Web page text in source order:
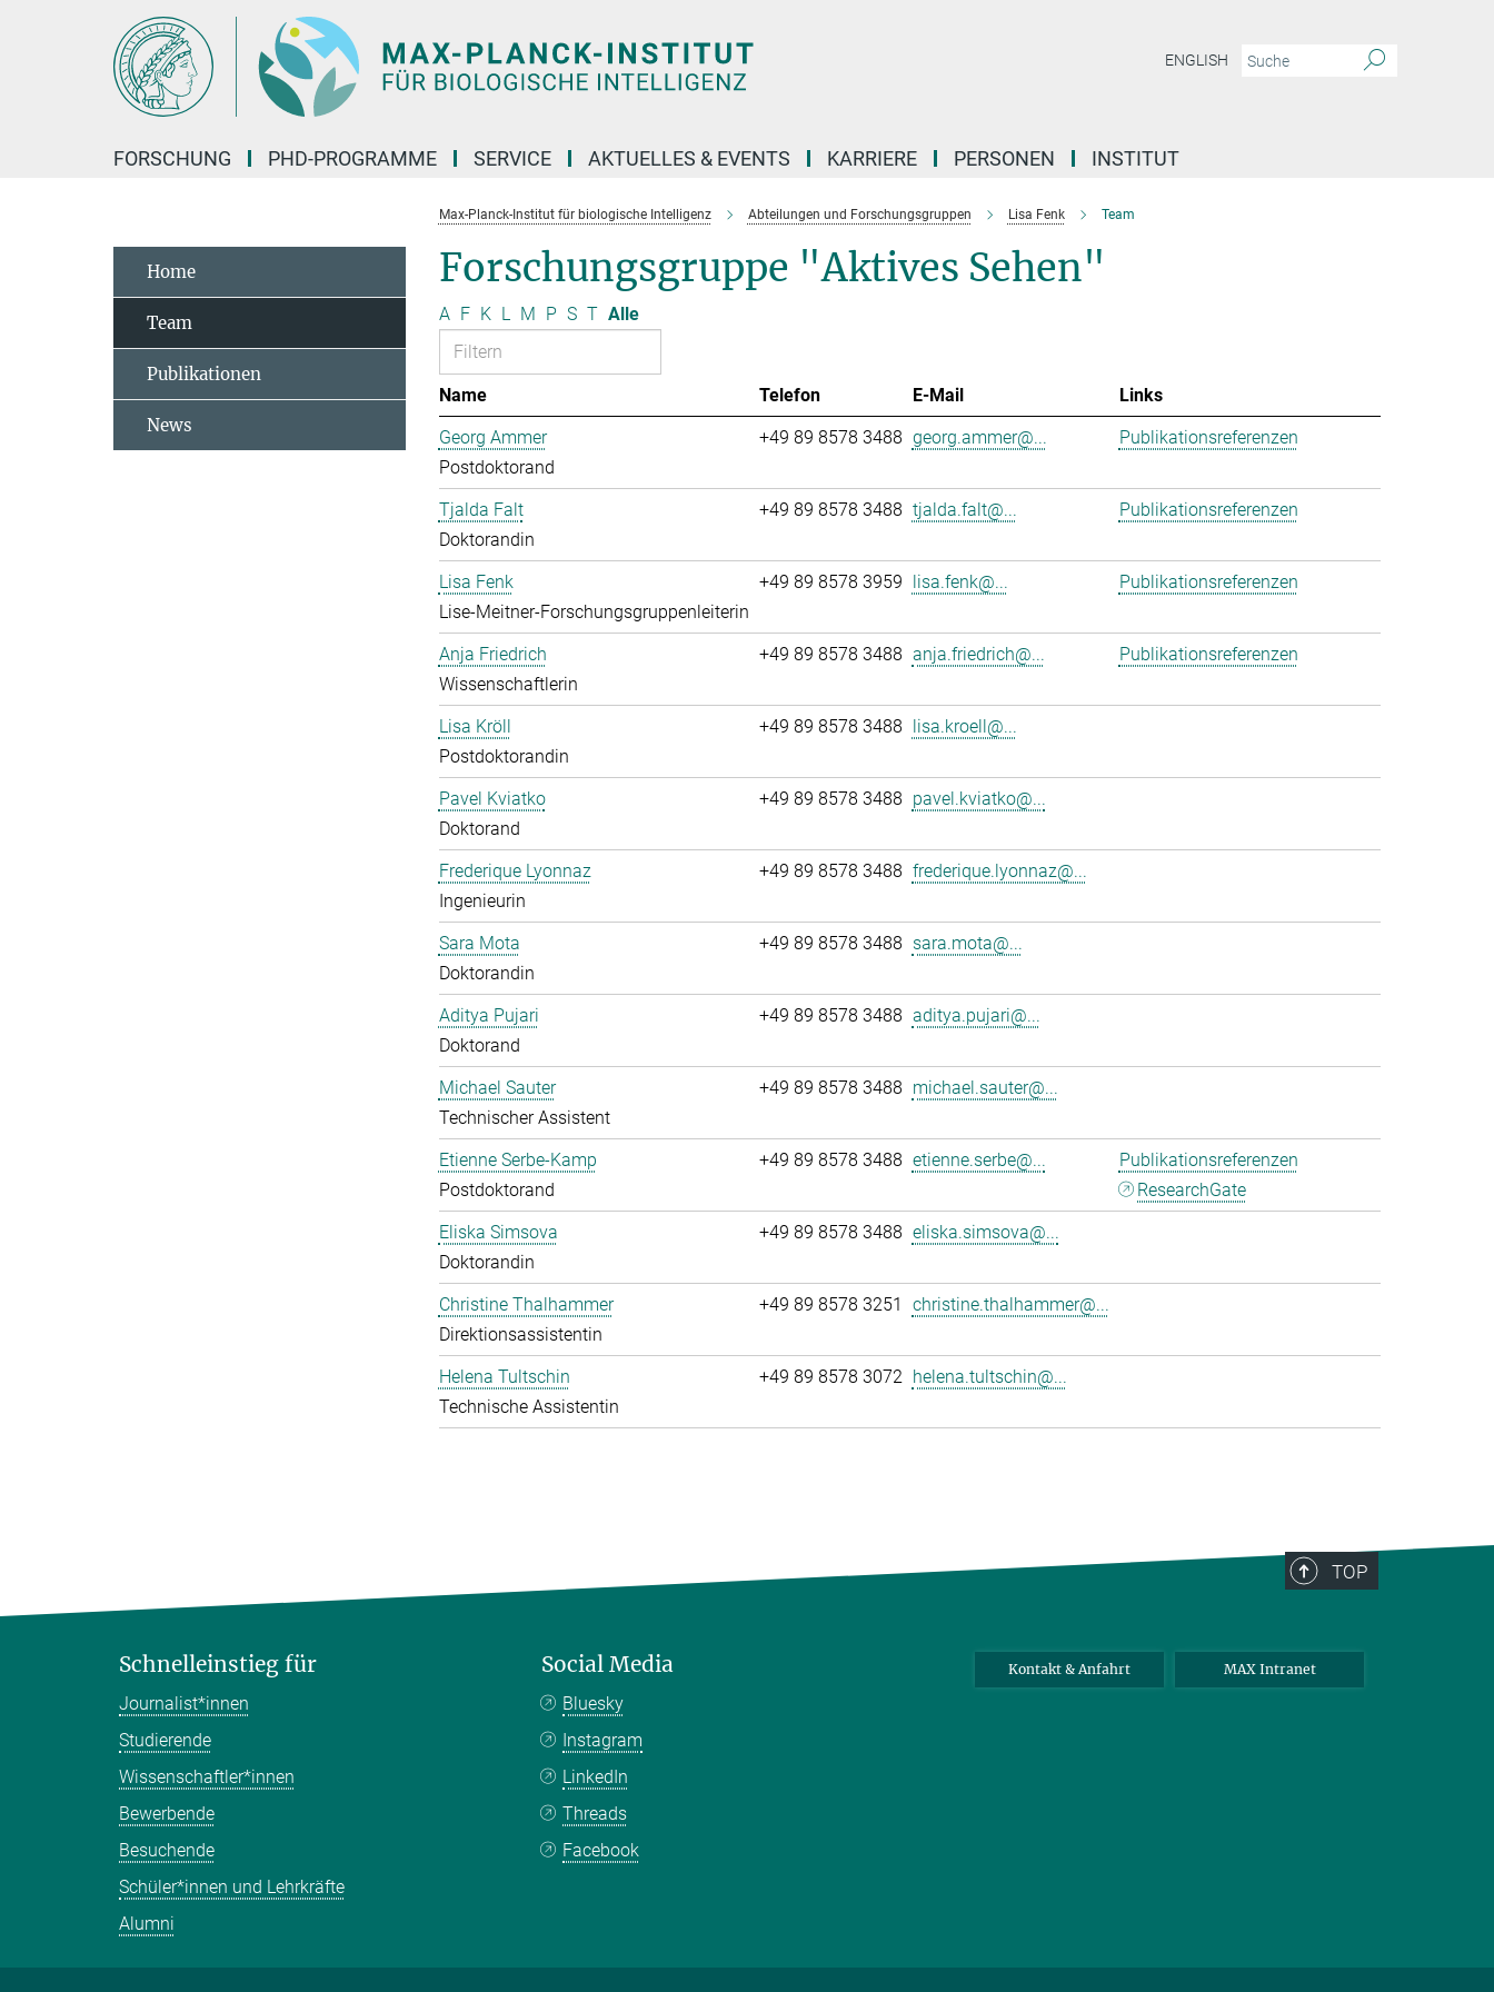
ENGLISH
FORSCHUNG PHD-PROGRAMME SERVICE AKTUELLES & EVENTS KARRIERE PERSONEN INSTITUT
Max-Planck-Institut für biologische Intelligenz Abteilungen und Forschungsgruppen Lisa Fenk Team
Forschungsgruppe "Aktives Sehen"
A F K L M P S T Alle
Name Telefon E-Mail
Links
Georg Ammer
Postdoktorand
+49 89 8578 3488 georg.ammer@... Publikationsreferenzen
Tjalda Falt
Doktorandin
+49 89 8578 3488 tjalda.falt@... Publikationsreferenzen
Lisa Fenk
Lise-Meitner-Forschungsgruppenleiterin
+49 89 8578 3959 lisa.fenk@... Publikationsreferenzen
Anja Friedrich
Wissenschaftlerin
+49 89 8578 3488 anja.friedrich@... Publikationsreferenzen
Lisa Kröll
Postdoktorandin
+49 89 8578 3488 lisa.kroell@...
Pavel Kviatko
Doktorand
+49 89 8578 3488 pavel.kviatko@...
Frederique Lyonnaz
Ingenieurin
+49 89 8578 3488 frederique.lyonnaz@...
Sara Mota
Doktorandin
+49 89 8578 3488 sara.mota@...
Aditya Pujari
Doktorand
+49 89 8578 3488 aditya.pujari@...
Michael Sauter
Technischer Assistent
+49 89 8578 3488 michael.sauter@...
Etienne Serbe-Kamp
Postdoktorand
+49 89 8578 3488 etienne.serbe@...
Publikationsreferenzen
ResearchGate
Eliska Simsova
Doktorandin
+49 89 8578 3488 eliska.simsova@...
Christine Thalhammer
Direktionsassistentin
+49 89 8578 3251 christine.thalhammer@...
Helena Tultschin
Technische Assistentin
+49 89 8578 3072 helena.tultschin@...
Home
Team
Publikationen
News
TOP
Schnelleinstieg für
Journalist*innen
Studierende
Wissenschaftler*innen
Bewerbende
Besuchende
Schüler*innen und Lehrkräfte
Alumni
Social Media
Bluesky
Instagram
LinkedIn
Threads
Facebook
Kontakt & Anfahrt MAX Intranet